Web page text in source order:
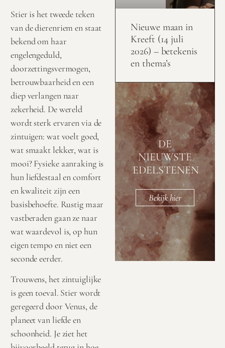
Stier is het tweede teken
van de dierenriem en staat
bekend om haar
engelengeduld,
doorzettingsvermogen,
betrouwbaarheid en een
diep verlangen naar
zekerheid. De wereld
wordt sterk ervaren via de
zintuigen: wat voelt goed,
wat smaakt lekker, wat is
mooi? Fysieke aanraking is
hun liefdestaal en comfort
en kwaliteit zijn een
basisbehoefte. Rustig maar
vastberaden gaan ze naar
wat waardevol is, op hun
eigen tempo en niet een
seconde eerder.
Trouwens, het zintuiglijke
is geen toeval. Stier wordt
geregeerd door Venus, de
planeet van liefde en
schoonheid. Je ziet het
Nieuwe maan in
Kreeft (14 juli
2026) – betekenis
en thema’s
DE
NIEUWSTE
EDELSTENEN
Bekijk hier